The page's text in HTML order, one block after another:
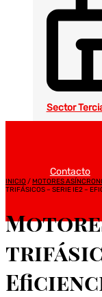
Sector
Contacto
INICIO/MOTORES
TRIFÁSICOS – SERIE IE2 –